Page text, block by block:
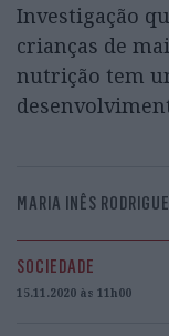
Investigação
crianças de
nutrição tem
MARIA INÊS
SOCIEDADE
15.11.2020 às 11h00